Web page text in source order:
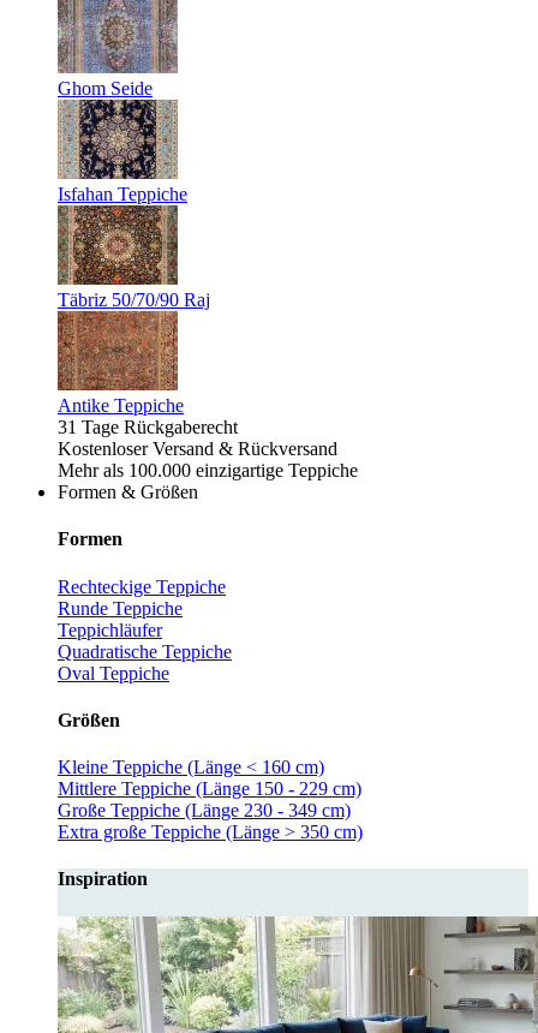
Ghom Seide
Isfahan Teppiche
Täbriz 50/70/90 Raj
Antike Teppiche
31 Tage Rückgaberecht
Kostenloser Versand & Rückversand
Mehr als 100.000 einzigartige Teppiche
Formen & Größen
Formen
Rechteckige Teppiche
Runde Teppiche
Teppichläufer
Quadratische Teppiche
Oval Teppiche
Größen
Kleine Teppiche (Länge < 160 cm)
Mittlere Teppiche (Länge 150 - 229 cm)
Große Teppiche (Länge 230 - 349 cm)
Extra große Teppiche (Länge > 350 cm)
Inspiration